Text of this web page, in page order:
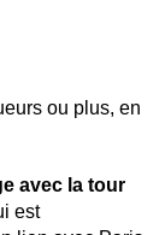
Étagères
ou plus, en
avec la tour
est